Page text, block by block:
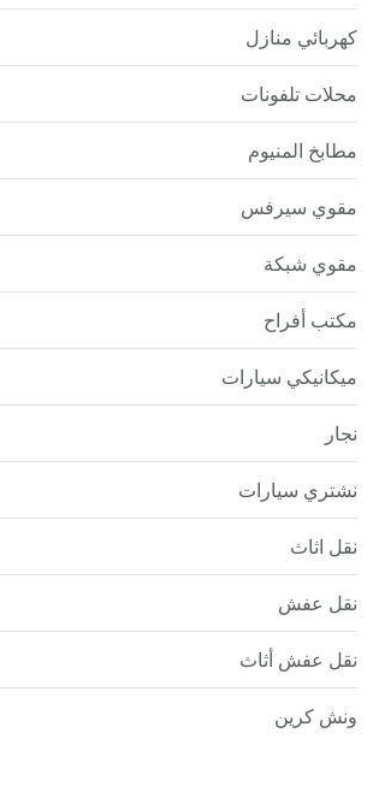
كهربائي منازل
محلات تلفونات
مطابخ المنيوم
مقوي سيرفس
مقوي شبكة
مكتب أفراح
ميكانيكي سيارات
نجار
نشتري سيارات
نقل اثاث
نقل عفش
نقل عفش أثاث
ونش كرين